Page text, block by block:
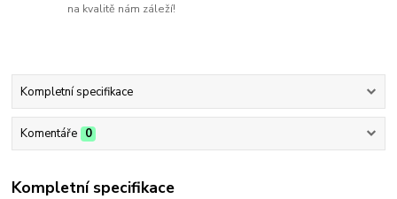
na kvalitě nám záleží!
Kompletní specifikace
Komentáře 0
Kompletní specifikace